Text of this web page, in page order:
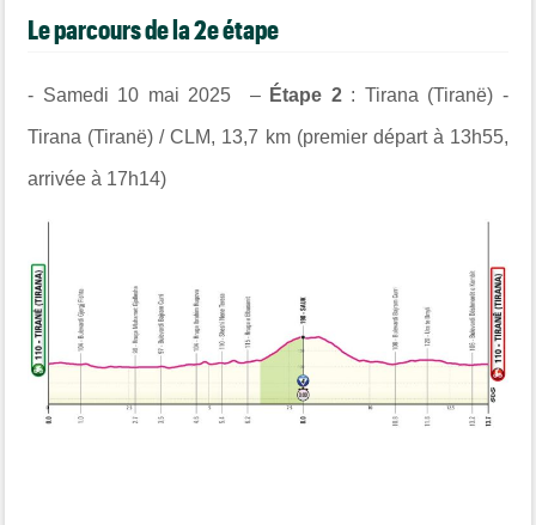
Le parcours de la 2e étape
- Samedi 10 mai 2025 – Étape 2: Tirana (Tiranë) -
Tirana (Tiranë) / CLM, 13,7 km (premier départ à 13h55,
arrivée à 17h14)